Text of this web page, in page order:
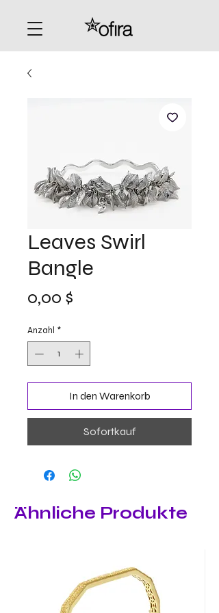
Leaves Swirl
Bangle
0,00 $
Anzahl *
In den Warenkorb
Sofortkauf
Ähnliche Produkte